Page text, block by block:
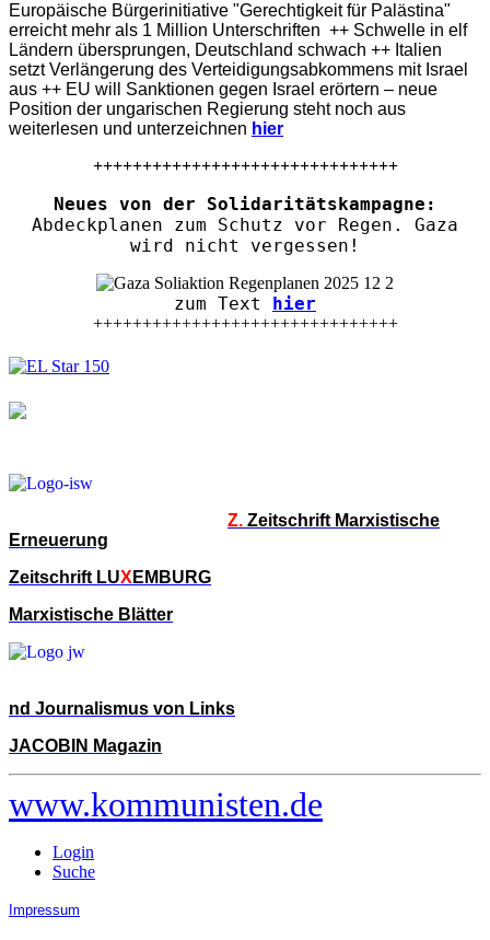
Europäische Bürgerinitiative "Gerechtigkeit für Palästina"
erreicht mehr als 1 Million Unterschriften ++ Schwelle in elf
Ländern übersprungen, Deutschland schwach ++ Italien
setzt Verlängerung des Verteidigungsabkommens mit Israel
aus ++ EU will Sanktionen gegen Israel erörtern – neue
Position der ungarischen Regierung steht noch aus
weiterlesen und unterzeichnen hier
+++++++++++++++++++++++++++++++
Neues von der Solidaritätskampagne:
Abdeckplanen zum Schutz vor Regen. Gaza
wird nicht vergessen!
zum Text hier
+++++++++++++++++++++++++++++++
Z. Zeitschrift Marxistische
Erneuerung
Zeitschrift LUX EMBURG
Marxistische Blätter
nd Journalismus von Links
JACOBIN Magazin
www.kommunisten.de
Login
Suche
Impressum